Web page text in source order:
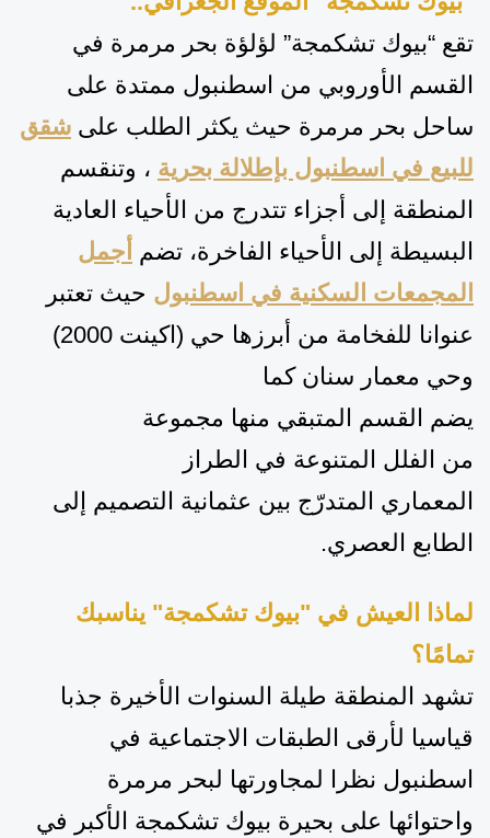
تقع “بيوك تشكمجة” لؤلؤة بحر مرمرة في
القسم الأور وبي من اسطنبول ممتدة على
ساحل بحر مرمرة حيث يكثر الطلب على شقق
للبيع في اسطنبول بإطلالة بحرية ، وتنقسم
المنطقة لى أجزاء تتدرج من الأحياء العادية
البسيطة إلى الأحياء الفاخرة، تضم أجمل
المجمعات السكنية في اسطنبول حيث تعتبر
عنوانا للفخامة من أبرزها
حي (اكينت 2000)
وحي معمار سنانكما
يضم القسم المتبقي منها مجموعة
من الفلل المتنوعة في الطراز
المعماري المتدرّج بين عثمانية التصميم إلى
الطابع العصري.
لماذا العيش في "بيوك تشكمجة" يناسبك
تمامًا؟
تشهد المنطقة طيلة السنوات الأخيرة جذبا
قياسيا لأرقى الطبقات الاجتماعية في
اسطنبول نظرا لمجاورتها لبحر مرمرة
واحتوائها على بحيرة بيوك تشكمجة الأكبر في